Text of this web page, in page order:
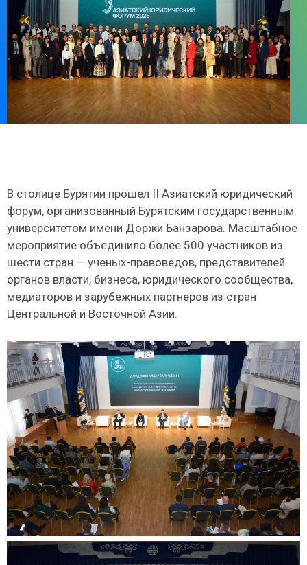
В столице Бурятии прошел II Азиатский юридический
форум, организованный Бурятским государственным
университетом имени Доржи Банзарова. Масштабное
мероприятие объединило более 500 участников из
шести стран — ученых-правоведов, представителей
органов власти, бизнеса, юридического сообщества,
медиаторов и зарубежных партнеров из стран
Центральной и Восточной Азии.